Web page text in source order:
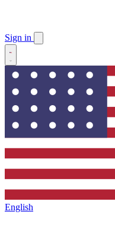
Sign in
English